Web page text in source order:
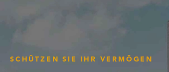
SCHÜTZEN SIE IHR VERMÖGEN